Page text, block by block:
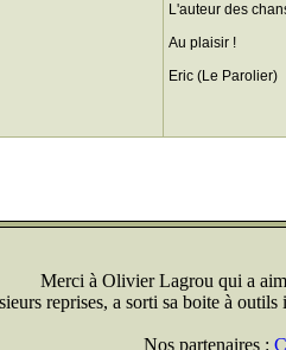
L'auteur des
Au plaisir !
Eric (Le Parolier)
Merci à Olivier Lagrou qui a
reprises, a sorti sa boite à
Nos partenaires :